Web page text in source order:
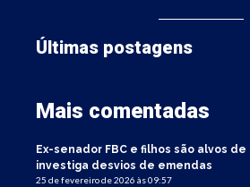
Últimas postagens
Mais comentadas
Ex-senador FBC e filhos são alvos
investiga desvios de emendas
25 de fevereiro de 2026 às 09:57